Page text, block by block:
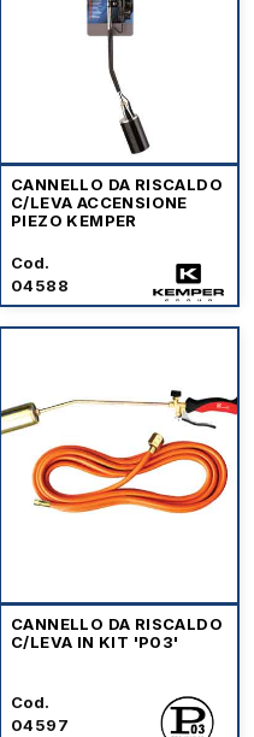
CANNELLO DA RISCALDO
C/LEVA ACCENSIONE
PIEZO KEMPER
Cod.
04588
CANNELLO DA RISCALDO
C/LEVA IN KIT 'P03'
Cod.
04597